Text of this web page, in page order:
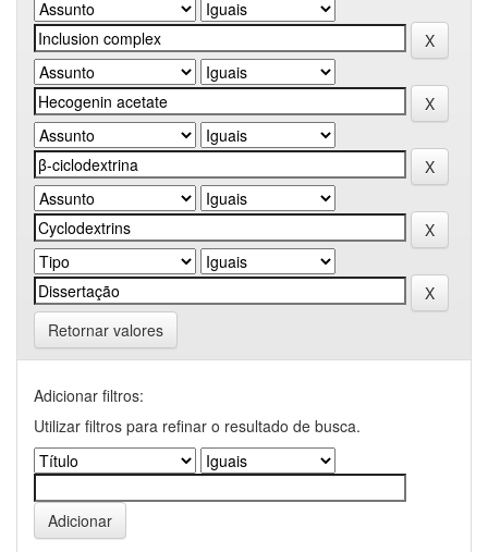
Retornar valores
Adicionar filtros:
Utilizar filtros para refinar o resultado de busca.